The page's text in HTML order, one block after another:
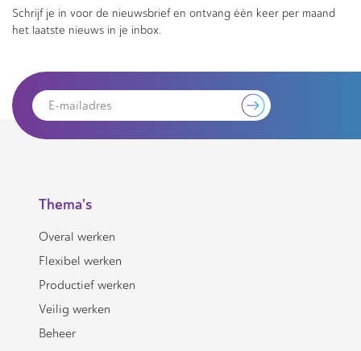
Schrijf je in voor de nieuwsbrief en ontvang één keer per maand
het laatste nieuws in je inbox.
Thema's
Overal werken
Flexibel werken
Productief werken
Veilig werken
Beheer